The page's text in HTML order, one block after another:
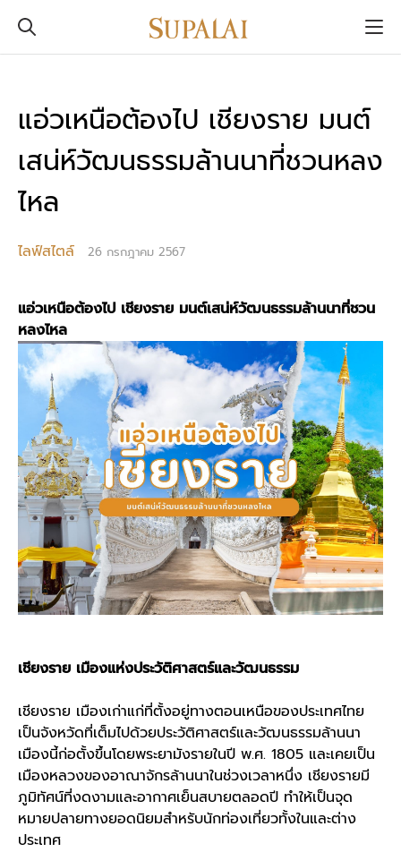
แอ่วเหนือต้องไป เชียงราย มนต์
เสน่ห์วัฒนธรรมล้านนาที่ชวนหลง
ไหล
ไลฟ์สไตล์ 26 กรกฎาคม 2567
แอ่วเหนือต้องไป เชียงราย มนต์เสน่ห์วัฒนธรรมล้านนาที่ชวน
หลงไหล
เชียงราย เมืองแห่งประวัติศาสตร์และวัฒนธรรม
เชียงราย เมืองเก่าแก่ที่ตั้งอยู่ทางตอนเหนือของประเทศไทย
เป็นจังหวัดที่เต็มไปด้วยประวัติศาสตร์และวัฒนธรรมล้านนา
เมืองนี้ก่อตั้งขึ้นโดยพระยามังรายในปี พ.ศ. 1805 และเคยเป็น
เมืองหลวงของอาณาจักรล้านนาในช่วงเวลาหนึ่ง เชียงรายมี
ภูมิทัศน์ที่งดงามและอากาศเย็นสบายตลอดปี ทำให้เป็นจุด
หมายปลายทางยอดนิยมสำหรับนักท่องเที่ยวทั้งในและต่าง
ประเทศ